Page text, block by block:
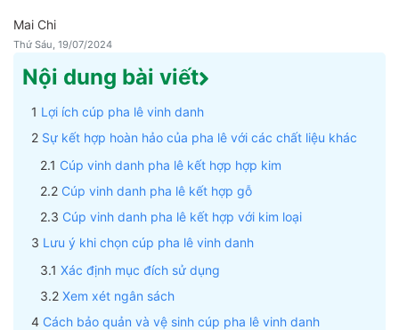
Mai Chi
Thứ Sáu, 19/07/2024
Nội dung bài viết
Lợi ích cúp pha lê vinh danh
Sự kết hợp hoàn hảo của pha lê với các chất liệu khác
Cúp vinh danh pha lê kết hợp hợp kim
Cúp vinh danh pha lê kết hợp gỗ
Cúp vinh danh pha lê kết hợp với kim loại
Lưu ý khi chọn cúp pha lê vinh danh
Xác định mục đích sử dụng
Xem xét ngân sách
Cách bảo quản và vệ sinh cúp pha lê vinh danh